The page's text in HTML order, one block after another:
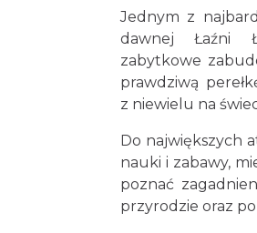
Jednym z
dawnej Łaźni
zabytkowe
prawdziwą
z niewielu na
Do największych
nauki i zabawy,
poznać
przyrodzie oraz